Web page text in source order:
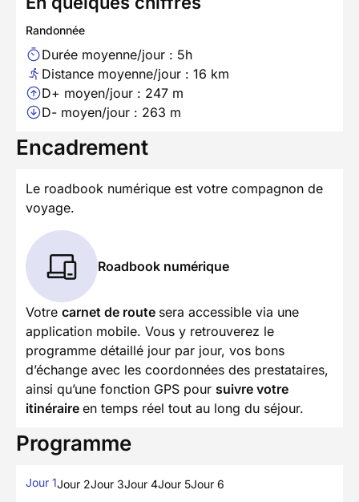
Randonnée
Durée moyenne/jour : 5h
Distance moyenne/jour : 16 km
D+ moyen/jour : 247 m
D- moyen/jour : 263 m
Encadrement
Le roadbook numérique est votre compagnon de
voyage.
Roadbook numérique
Votre carnet de route sera accessible via une
application mobile. Vous y retrouverez le
programme détaillé jour par jour, vos bons
d’échange avec les coordonnées des prestataires,
ainsi qu’une fonction GPS pour suivre votre
itinéraire en temps réel tout au long du séjour.
Programme
Jour 1Jour 2Jour 3Jour 4Jour 5Jour 6